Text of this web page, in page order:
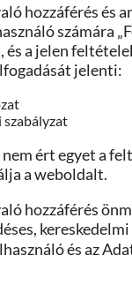
hozzáférés és
számára
a jelen
jelenti:
ért egyet a
a weboldalt.
hozzáférés
és az